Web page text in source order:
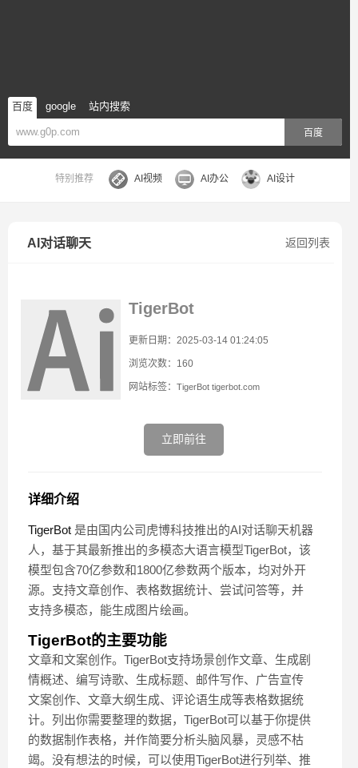
百度 google 站内搜索
百度
特别推荐 AI视频 AI办公 AI设计
返回列表
AI对话聊天
TigerBot
更新日期：2025-03-14 01:24:05
浏览次数：160
网站标签：TigerBot tigerbot.com
立即前往
详细介绍
TigerBot 是由国内公司虎博科技推出的AI对话聊天机器
人，基于其最新推出的多模态大语言模型TigerBot，该
模型包含70亿参数和1800亿参数两个版本，均对外开
源。支持文章创作、表格数据统计、尝试问答等，并
支持多模态，能生成图片绘画。
TigerBot的主要功能
文章和文案创作。TigerBot支持场景创作文章、生成剧
情概述、编写诗歌、生成标题、邮件写作、广告宣传
文案创作、文章大纲生成、评论语生成等表格数据统
计。列出你需要整理的数据，TigerBot可以基于你提供
的数据制作表格，并作简要分析头脑风暴，灵感不枯
竭。没有想法的时候，可以使用TigerBot进行列举、推